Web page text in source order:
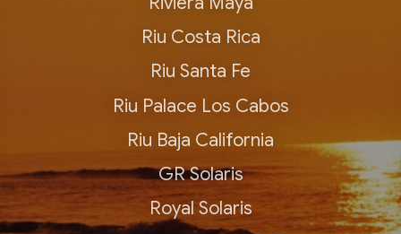
Riu Costa Rica
Riu Santa Fe
Riu Palace Los Cabos
Riu Baja California
GR Solaris
Royal Solaris